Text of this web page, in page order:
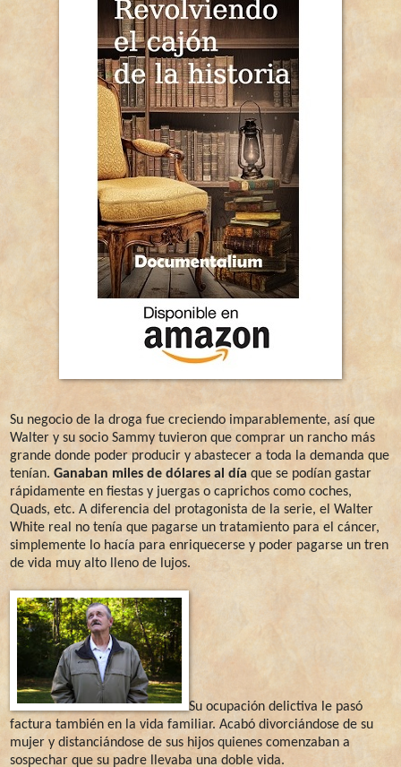
Su negocio de la droga fue creciendo imparablemente, así que
Walter y su socio Sammy tuvieron que comprar un rancho más
grande donde poder producir y abastecer a toda la demanda que
tenían. Ganaban miles de dólares al día que se podían gastar
rápidamente en fiestas y juergas o caprichos como coches,
Quads, etc. A diferencia del protagonista de la serie, el Walter
White real no tenía que pagarse un tratamiento para el cáncer,
simplemente lo hacía para enriquecerse y poder pagarse un tren
de vida muy alto lleno de lujos.
Su ocupación delictiva le pasó
factura también en la vida familiar. Acabó divorciándose de su
mujer y distanciándose de sus hijos quienes comenzaban a
sospechar que su padre llevaba una doble vida.